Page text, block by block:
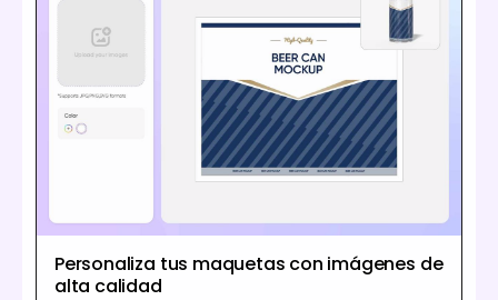
Personaliza tus maquetas con imágenes de
alta calidad